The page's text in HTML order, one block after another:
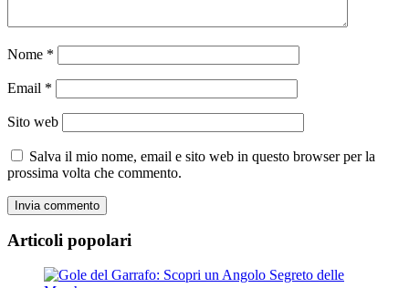
Nome *
Email *
Sito web
Salva il mio nome, email e sito web in questo browser per la
prossima volta che commento.
Articoli popolari